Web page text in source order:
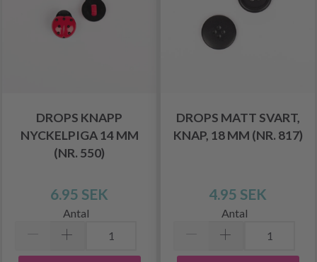
DROPS KNAPP
NYCKELPIGA 14 MM
(NR. 550)
6.95 SEK
Antal
DROPS MATT SVART,
KNAP, 18 MM (NR. 817)
4.95 SEK
Antal